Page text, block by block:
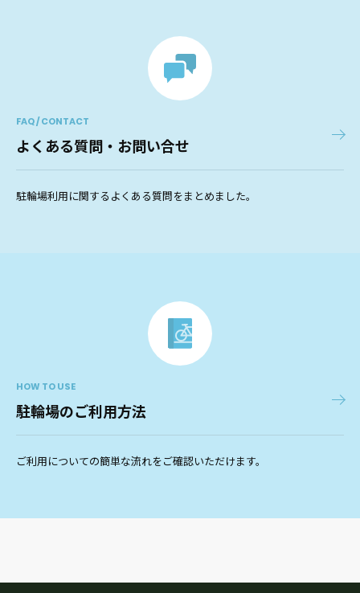
FAQ / CONTACT
よくある質問・お問い合せ
駐輪場利用に関するよくある質問をまとめました。
HOW TO USE
駐輪場のご利用方法
ご利用についての簡単な流れをご確認いただけます。